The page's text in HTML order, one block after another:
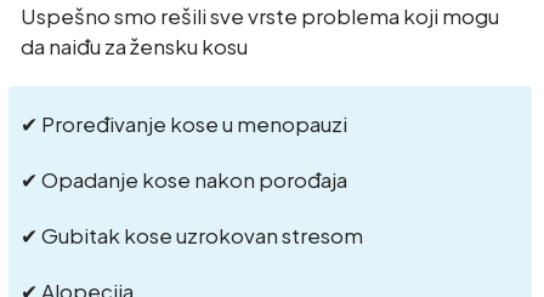
Uspešno smo rešili sve vrste problema koji mogu
da naiđu za žensku kosu
✔ Proređivanje kose u menopauzi
✔ Opadanje kose nakon porođaja
✔ Gubitak kose uzrokovan stresom
✔ Alopecija